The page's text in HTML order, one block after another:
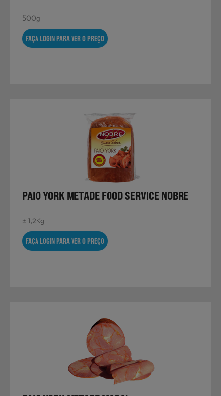
500g
FAÇA LOGIN PARA VER O PREÇO
PAIO YORK METADE FOOD SERVICE NOBRE
± 1,2Kg
FAÇA LOGIN PARA VER O PREÇO